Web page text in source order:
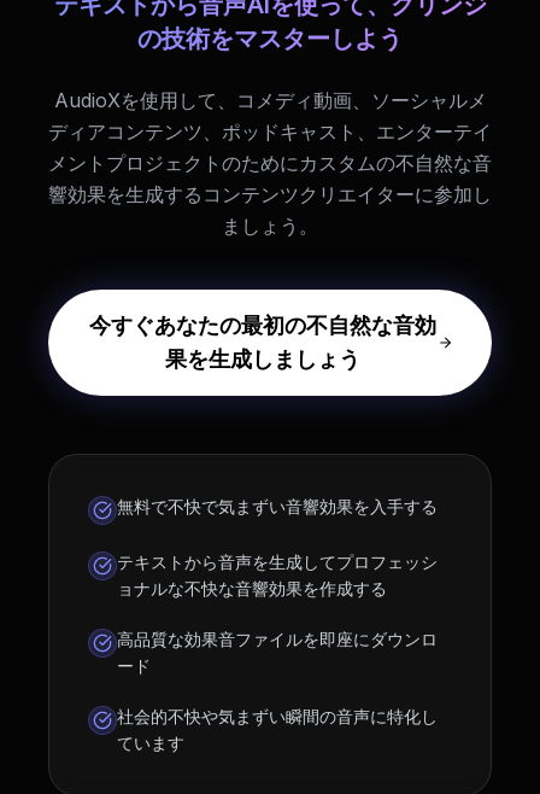
の技術をマスターしよう
AudioXを使用して、コメディ動画、ソーシャルメ
ディアコンテンツ、ポッドキャスト、エンターテイ
メントプロジェクトのためにカスタムの不自然な音
響効果を生成するコンテンツクリエイターに参加し
ましょう。
今すぐあなたの最初の不自然な音効
果を生成しましょう
無料で不快で気まずい音響効果を入手する
テキストから音声を生成してプロフェッシ
ョナルな不快な音響効果を作成する
高品質な効果音ファイルを即座にダウンロ
ード
社会的不快や気まずい瞬間の音声に特化し
ています